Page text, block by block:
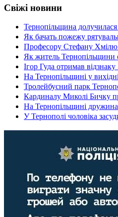
Свіжі новини
Тернопільщина
Як бачать пожежу
Професору Стефану Хмілю
Як житель Тернопільщини
Ігор Гуда отримав відзнаку
На Тернопільщині у
Тролейбусний парк
Кардиналу Миколі Бичку
На Тернопільщині дружина
У Тернополі чоловіка